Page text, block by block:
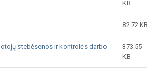
KB
82.72
stebėsenos ir kontrolės darbo
373.55
KB